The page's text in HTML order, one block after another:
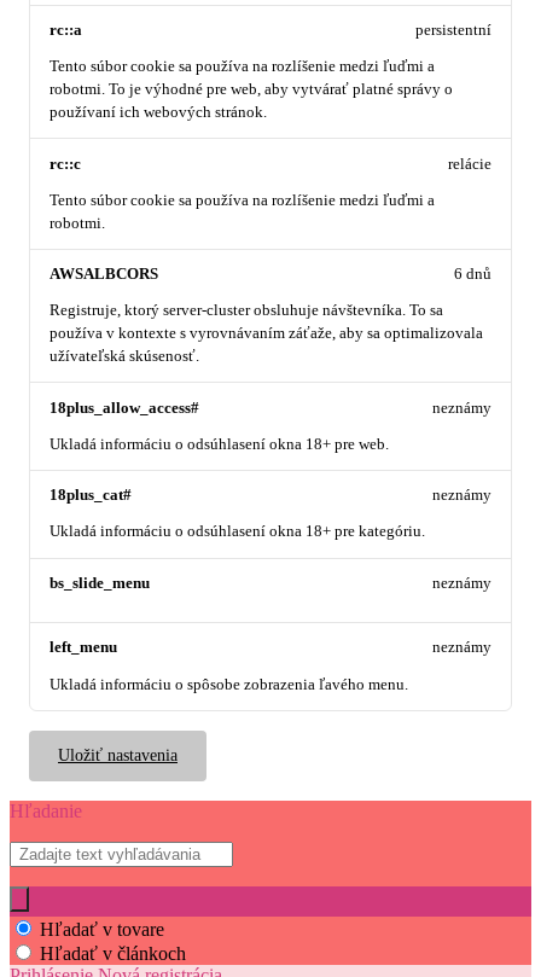
rc::a
Tento súbor cookie sa používa na rozlíšenie medzi ľuďmi a
robotmi. To je výhodné pre web, aby vytvárať platné správy o
používaní ich webových stránok.
persistentní
rc::c
Tento súbor cookie sa používa na rozlíšenie medzi ľuďmi a
robotmi.
relácie
AWSALBCORS
Registruje, ktorý server-cluster obsluhuje návštevníka. To sa
používa v kontexte s vyrovnávaním záťaže, aby sa optimalizovala
užívateľská skúsenosť.
6 dnů
18plus_allow_access#
Ukladá informáciu o odsúhlasení okna 18+ pre web.
neznámy
18plus_cat#
Ukladá informáciu o odsúhlasení okna 18+ pre kategóriu.
neznámy
bs_slide_menu neznámy
left_menu
Ukladá informáciu o spôsobe zobrazenia ľavého menu.
neznámy
Uložiť nastavenia
Hľadanie
Hľadať v tovare
Hľadať v článkoch